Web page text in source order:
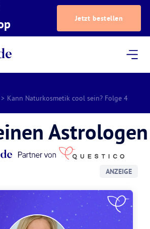
Jetzt bestellen
> Kann Naturkosmetik cool sein? Folge 4
Astrologen
ANZEIGE